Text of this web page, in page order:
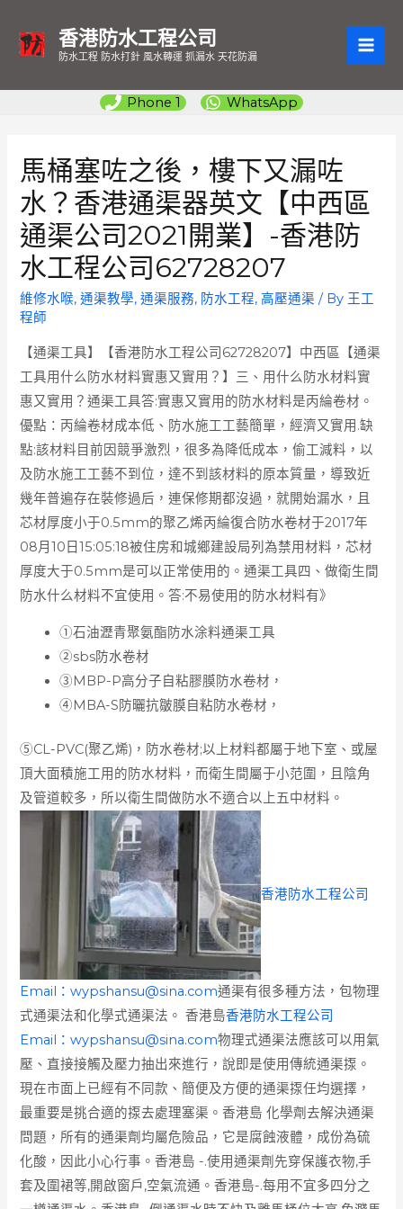
香港防水工程公司
防水工程 防水打針 風水轉運 抓漏水 天花防漏
Phone 1 WhatsApp
馬桶塞咗之後，樓下又漏咗
水？香港通渠器英文【中西區
通渠公司2021開業】-香港防
水工程公司62728207
維修水喉,通渠教學,通渠服務, 防水工程,高壓通渠 / By 王工
程師
【通渠工具】【香港防水工程公司62728207】中西區【通渠
工具用什么防水材料實惠又實用？】三、用什么防水材料實
惠又實用？通渠工具答:實惠又實用的防水材料是丙綸卷材。
優點：丙綸卷材成本低、防水施工工藝簡單，經濟又實用.缺
點:該材料目前因競爭激烈，很多為降低成本，偷工減料，以
及防水施工工藝不到位，達不到該材料的原本質量，導致近
幾年普遍存在裝修過后，連保修期都沒過，就開始漏水，且
芯材厚度小于0.5mm的聚乙烯丙綸復合防水卷材于2017年
08月10日15:05:18被住房和城鄉建設局列為禁用材料，芯材
厚度大于0.5mm是可以正常使用的。通渠工具四、做衛生間
防水什么材料不宜使用。答:不易使用的防水材料有》
①石油瀝青聚氨酯防水涂料通渠工具
②sbs防水卷材
③MBP-P高分子自粘膠膜防水卷材，
④MBA-S防曬抗皺膜自粘防水卷材，
⑤CL-PVC(聚乙烯)，防水卷材;以上材料都屬于地下室、或屋
頂大面積施工用的防水材料，而衛生間屬于小范圍，且陰角
及管道較多，所以衛生間做防水不適合以上五中材料。
香港防水工程公司
Email：wypshansu@sina.com通渠有很多種方法，包物理
式通渠法和化學式通渠法。 香港島香港防水工程公司
Email：wypshansu@sina.com物理式通渠法應該可以用氣
壓、直接接觸及壓力抽出來進行，說即是使用傳統通渠揼。
現在市面上已經有不同款、簡便及方便的通渠揼任均選擇，
最重要是挑合適的揼去處理塞渠。香港島 化學劑去解決通渠
問題，所有的通渠劑均屬危險品，它是腐蝕液體，成份為硫
化酸，因此小心行事。香港島 -.使用通渠劑先穿保護衣物,手
套及圍裙等,開啟窗戶,空氣流通。香港島-.每用不宜多四分之